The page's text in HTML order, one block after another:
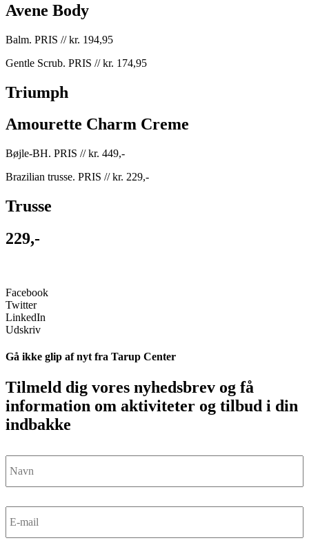
Avene Body
Balm. PRIS // kr. 194,95
Gentle Scrub. PRIS // kr. 174,95
Triumph
Amourette Charm Creme
Bøjle-BH. PRIS // kr. 449,-
Brazilian trusse. PRIS // kr. 229,-
Trusse
229,-
Facebook
Twitter
LinkedIn
Udskriv
Gå ikke glip af nyt fra Tarup Center
Tilmeld dig vores nyhedsbrev og få
information om aktiviteter og tilbud i din
indbakke
Navn *
E-
mail *